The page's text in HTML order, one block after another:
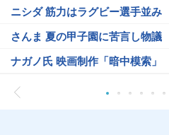
ニシダ 筋力はラグビー選手並み
さんま 夏の甲子園に苦言し物議
ナガノ氏 映画制作「暗中模索」